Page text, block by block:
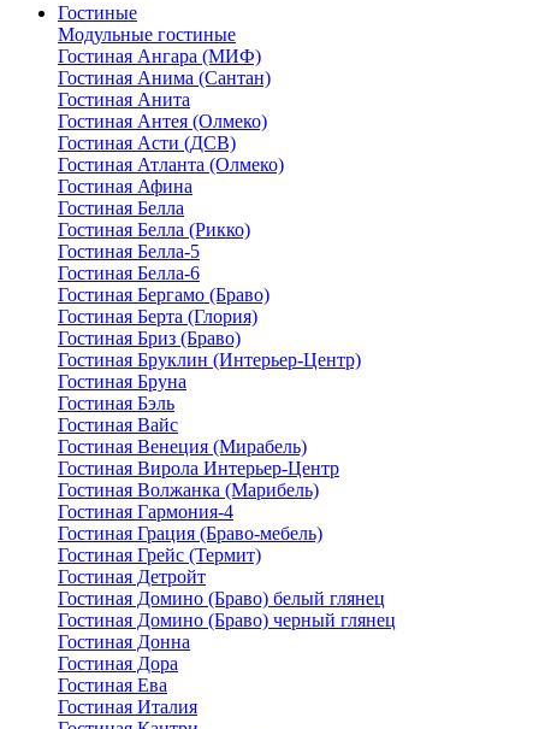
Гостиные
Модульные гостиные
Гостиная Ангара (МИФ)
Гостиная Анима (Сантан)
Гостиная Анита
Гостиная Антея (Олмеко)
Гостиная Асти (ДСВ)
Гостиная Атланта (Олмеко)
Гостиная Афина
Гостиная Белла
Гостиная Белла (Рикко)
Гостиная Белла-5
Гостиная Белла-6
Гостиная Бергамо (Браво)
Гостиная Берта (Глория)
Гостиная Бриз (Браво)
Гостиная Бруклин (Интерьер-Центр)
Гостиная Бруна
Гостиная Бэль
Гостиная Вайс
Гостиная Венеция (Мирабель)
Гостиная Вирола Интерьер-Центр
Гостиная Волжанка (Марибель)
Гостиная Гармония-4
Гостиная Грация (Браво-мебель)
Гостиная Грейс (Термит)
Гостиная Детройт
Гостиная Домино (Браво) белый глянец
Гостиная Домино (Браво) черный глянец
Гостиная Донна
Гостиная Дора
Гостиная Ева
Гостиная Италия